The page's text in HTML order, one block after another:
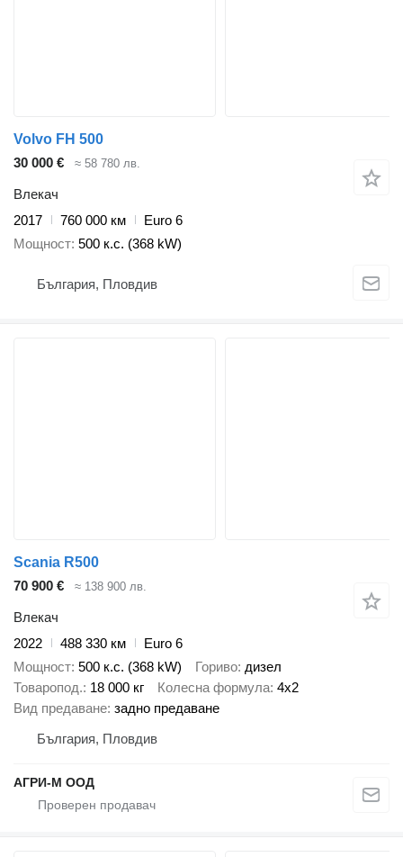
Volvo FH 500
30 000 €
≈ 58 780 лв.
Влекач
2017
760 000 км
Euro 6
Мощност 500 к.с. (368 kW)
България, Пловдив
Scania R500
70 900 €
≈ 138 900 лв.
Влекач
2022
488 330 км
Euro 6
Мощност 500 к.с. (368 kW) Гориво дизел
Товаропод. 18 000 кг Колесна формула 4x2
Вид предаване задно предаване
България, Пловдив
АГРИ-М ООД